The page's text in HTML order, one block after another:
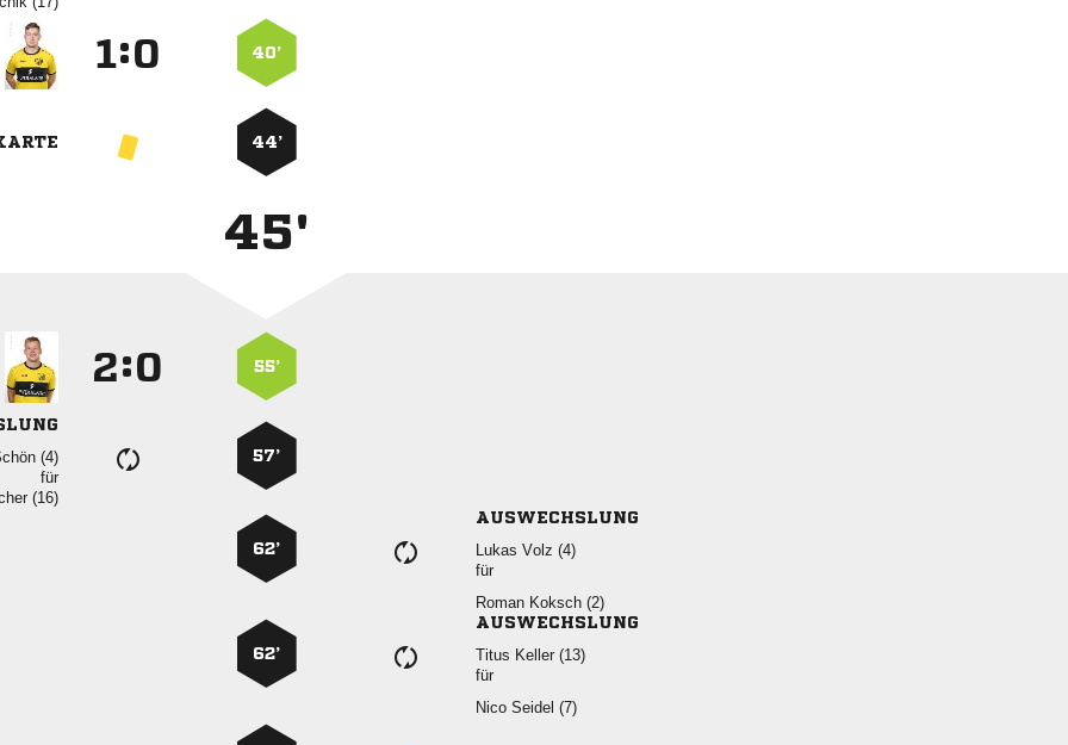
: 40’
44’
45'
: 55’

für

57’
62’
AUSWECHSLUNG
  
für
  
62’
AUSWECHSLUNG
  
für
  